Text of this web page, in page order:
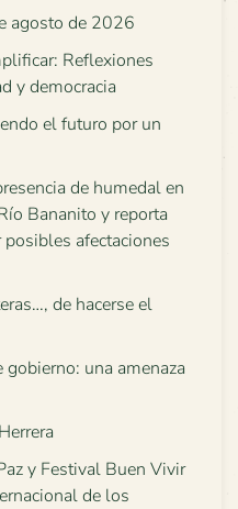
agosto de 2026
Reflexiones
y democracia
el futuro por un
de humedal en
Bananito y reporta
afectaciones
de hacerse el
una amenaza
y Festival Buen Vivir
de los